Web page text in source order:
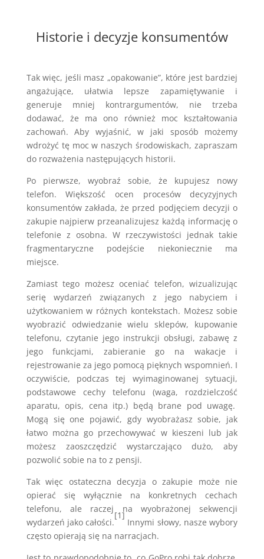
Historie i decyzje konsumentów
Tak więc, jeśli masz „opakowanie”, które jest bardziej
angażujące, ułatwia lepsze zapamiętywanie i
generuje mniej kontrargumentów, nie trzeba
dodawać, że ma ono również moc kształtowania
zachowań. Aby wyjaśnić, w jaki sposób możemy
wdrożyć tę moc w naszych środowiskach, zapraszam
do rozważenia następujących historii.
Po pierwsze, wyobraź sobie, że kupujesz nowy
telefon. Większość ocen procesów decyzyjnych
konsumentów zakłada, że przed podjęciem decyzji o
zakupie najpierw przeanalizujesz każdą informację o
telefonie z osobna. W rzeczywistości jednak takie
fragmentaryczne podejście niekoniecznie ma
miejsce.
Zamiast tego możesz oceniać telefon, wizualizując
serię wydarzeń związanych z jego nabyciem i
użytkowaniem w różnych kontekstach. Możesz sobie
wyobrazić odwiedzanie wielu sklepów, kupowanie
telefonu, czytanie jego instrukcji obsługi, zabawę z
jego funkcjami, zabieranie go na wakacje i
rejestrowanie za jego pomocą pięknych wspomnień. I
oczywiście, podczas tej wyimaginowanej sytuacji,
podstawowe cechy telefonu (waga, rozdzielczość
aparatu, opis, cena itp.) będą brane pod uwagę.
Mogą się one pojawić, gdy wyobrażasz sobie, jak
łatwo można go przechowywać w kieszeni lub jak
możesz zaoszczędzić wystarczająco dużo, aby
pozwolić sobie na to z pensji.
Tak więc ostateczna decyzja o zakupie może nie
opierać się wyłącznie na konkretnych cechach
telefonu, ale raczej na wyobrażonej sekwencji
wydarzeń jako całości.
[1]
Innymi słowy, nasze wybory
często opierają się na narracjach.